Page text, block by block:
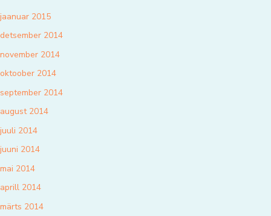
jaanuar 2015
detsember 2014
november 2014
oktoober 2014
september 2014
august 2014
juuli 2014
juuni 2014
mai 2014
aprill 2014
märts 2014